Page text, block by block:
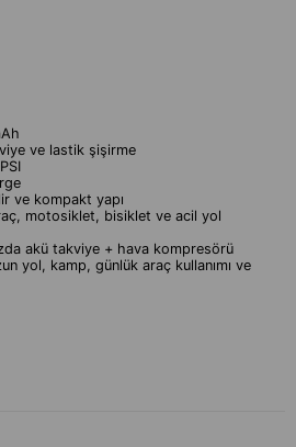
ve lastik şişirme
ve kompakt yapı
motosiklet, bisiklet ve acil yol
akü takviye + hava kompresörü
yol, kamp, günlük araç kullanımı ve